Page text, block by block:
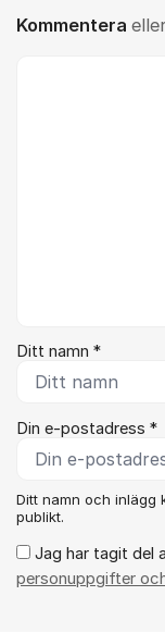
Kommentera
Ditt namn *
Din e-postadress *
Ditt namn och inlägg
publikt.
Jag har tagit del
personuppgifter